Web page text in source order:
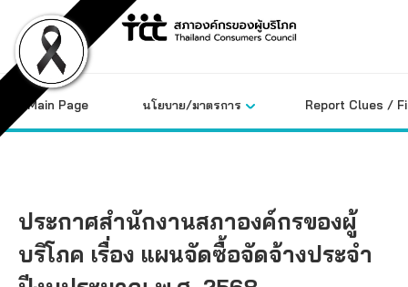
content
Main Page นโยบาย/มาตรการ Report Clues /
ประกาศสำนักงานสภาองค์กรของผู้
บริโภค เรื่อง แผนจัดซื้อจัดจ้างประจำ